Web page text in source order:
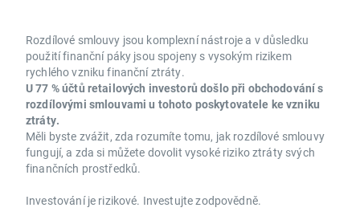
Rozdílové smlouvy jsou komplexní nástroje a v důsledku
použití finanční páky jsou spojeny s vysokým rizikem
rychlého vzniku finanční ztráty.
U 77 % účtů retailových investorů došlo při obchodování s
rozdílovými smlouvami u tohoto poskytovatele ke vzniku
ztráty.
Měli byste zvážit, zda rozumíte tomu, jak rozdílové smlouvy
fungují, a zda si můžete dovolit vysoké riziko ztráty svých
finančních prostředků.
Investování je rizikové. Investujte zodpovědně.